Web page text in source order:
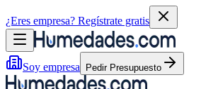
¿Eres empresa? Regístrate gratis
Soy empresa Pedir Presupuesto